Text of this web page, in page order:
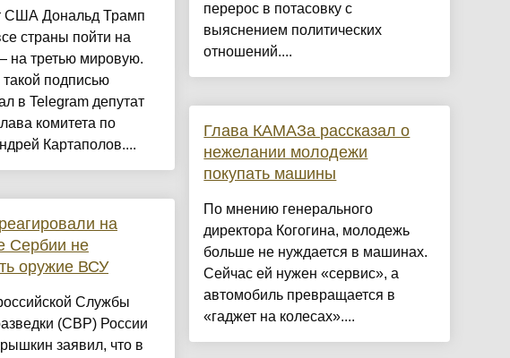
США Дональд Трамп
страны пойти на
на третью мировую.
такой подписью
в Telegram депутат
комитета по
Картаполов....
на
Сербии не
оружие ВСУ
Службы
(СВР) России
заявил, что в
перерос в потасовку с
выяснением политических
отношений....
Глава КАМАЗа рассказал о
нежелании молодежи
покупать машины
По мнению генерального
директора Когогина, молодежь
больше не нуждается в машинах.
Сейчас ей нужен «сервис», а
автомобиль превращается в
«гаджет на колесах»....